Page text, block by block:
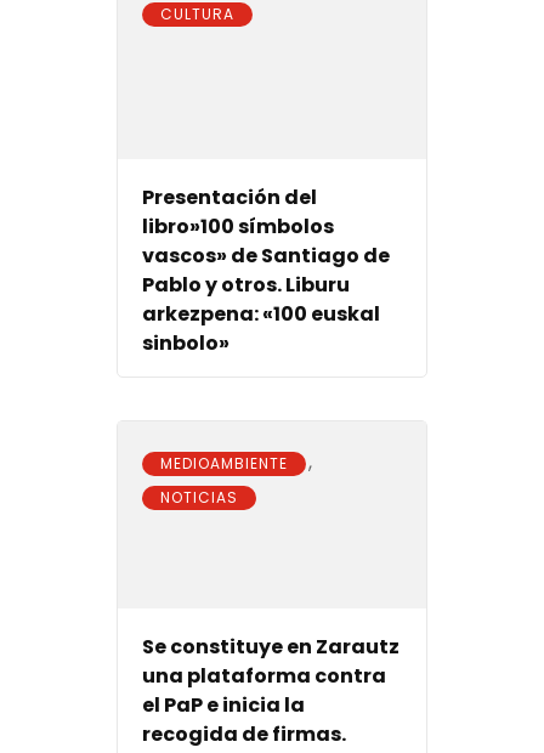
CULTURA
Presentación del
libro»100 símbolos
vascos» de Santiago de
Pablo y otros. Liburu
arkezpena: «100 euskal
sinbolo»
MEDIOAMBIENTE ,
NOTICIAS
Se constituye en Zarautz
una plataforma contra
el PaP e inicia la
recogida de firmas.